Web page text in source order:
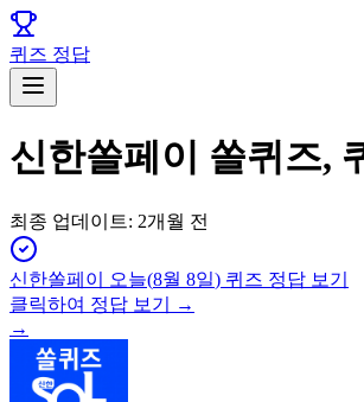
퀴즈 정답
신한쏠페이 쏠퀴즈,
최종 업데이트: 2개월 전
신한쏠페이 오늘(8월 8일) 퀴즈 정답 보기
클릭하여 정답 보기 →
→